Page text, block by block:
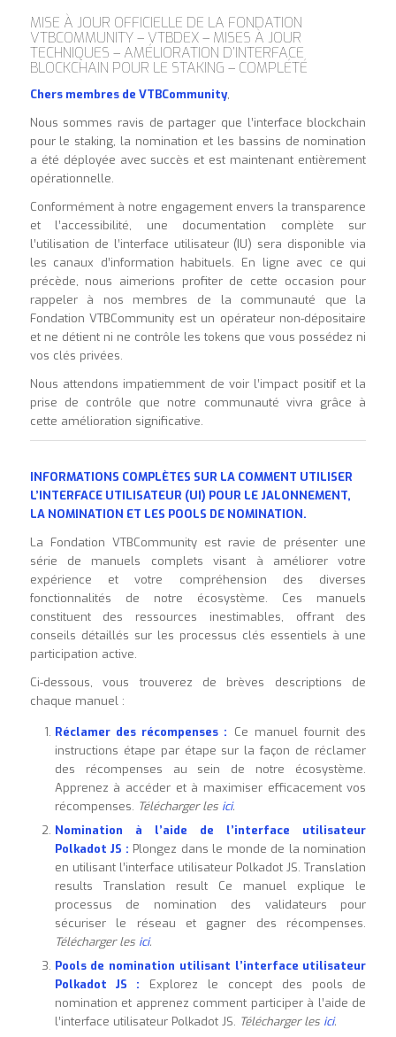
MISE À JOUR OFFICIELLE DE LA FONDATION
VTBCOMMUNITY – VTBDEX – MISES À JOUR
TECHNIQUES – AMÉLIORATION D’INTERFACE
BLOCKCHAIN POUR LE STAKING – COMPLÉTÉ
Chers membres de VTBCommunity,
Nous sommes ravis de partager que l’interface blockchain
pour le staking, la nomination et les bassins de nomination
a été déployée avec succès et est maintenant entièrement
opérationnelle.
Conformément à notre engagement envers la transparence
et l’accessibilité, une documentation complète sur
l’utilisation de l’interface utilisateur (IU) sera disponible via
les canaux d’information habituels. En ligne avec ce qui
précède, nous aimerions profiter de cette occasion pour
rappeler à nos membres de la communauté que la
Fondation VTBCommunity est un opérateur non-dépositaire
et ne détient ni ne contrôle les tokens que vous possédez ni
vos clés privées.
Nous attendons impatiemment de voir l’impact positif et la
prise de contrôle que notre communauté vivra grâce à
cette amélioration significative.
INFORMATIONS COMPLÈTES SUR LA COMMENT UTILISER
L’INTERFACE UTILISATEUR (UI) POUR LE JALONNEMENT,
LA NOMINATION ET LES POOLS DE NOMINATION.
La Fondation VTBCommunity est ravie de présenter une
série de manuels complets visant à améliorer votre
expérience et votre compréhension des diverses
fonctionnalités de notre écosystème. Ces manuels
constituent des ressources inestimables, offrant des
conseils détaillés sur les processus clés essentiels à une
participation active.
Ci-dessous, vous trouverez de brèves descriptions de
chaque manuel :
Réclamer des récompenses : Ce manuel fournit des
instructions étape par étape sur la façon de réclamer
des récompenses au sein de notre écosystème.
Apprenez à accéder et à maximiser efficacement vos
récompenses. Télécharger les ici.
Nomination à l’aide de l’interface utilisateur
Polkadot JS : Plongez dans le monde de la nomination
en utilisant l’interface utilisateur Polkadot JS. Translation
results Translation result Ce manuel explique le
processus de nomination des validateurs pour
sécuriser le réseau et gagner des récompenses.
Télécharger les ici.
Pools de nomination utilisant l’interface utilisateur
Polkadot JS : Explorez le concept des pools de
nomination et apprenez comment participer à l’aide de
l’interface utilisateur Polkadot JS. Télécharger les ici.